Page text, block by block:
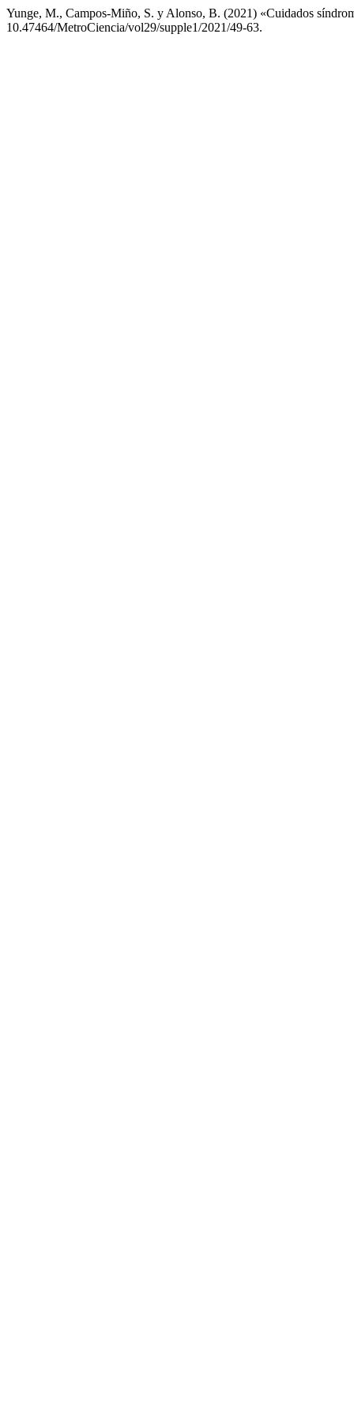
Yunge, M., Campos-Miño, S. y Alonso, B. (2021) «Cuidados
10.47464/MetroCiencia/vol29/supple1/2021/49-63.